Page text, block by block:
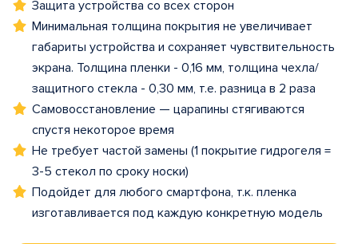
Защита устройства со всех сторон
Минимальная толщина покрытия не увеличивает
габариты устройства и сохраняет чувствительность
экрана. Толщина пленки - 0,16 мм, толщина чехла/
защитного стекла - 0,30 мм, т.е. разница в 2 раза
Самовосстановление — царапины стягиваются
спустя некоторое время
Не требует частой замены (1 покрытие гидрогеля =
3-5 стекол по сроку носки)
Подойдет для любого смартфона, т.к. пленка
изготавливается под каждую конкретную модель